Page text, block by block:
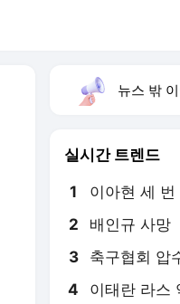
뉴스 밖 이
실시간 트렌드
1 이아현 세 번
2 배인규 사망
4 이태란 라스